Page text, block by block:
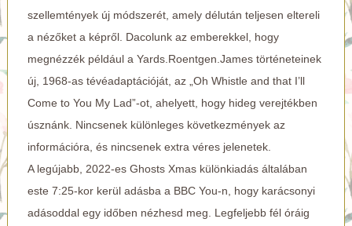
szellemtények új módszerét, amely délután teljesen eltereli
a nézőket a képről. Dacolunk az emberekkel, hogy
megnézzék például a Yards.Roentgen.James történeteinek
új, 1968-as tévéadaptációját, az „Oh Whistle and that I’ll
Come to You My Lad”-ot, ahelyett, hogy hideg verejtékben
úsznánk. Nincsenek különleges következmények az
információra, és nincsenek extra véres jelenetek.
A legújabb, 2022-es Ghosts Xmas különkiadás általában
este 7:25-kor kerül adásba a BBC You-n, hogy karácsonyi
adásoddal egy időben nézhesd meg. Legfeljebb fél óráig